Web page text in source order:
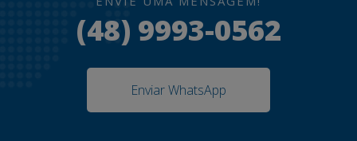
(48) 9993-0562
Enviar WhatsApp